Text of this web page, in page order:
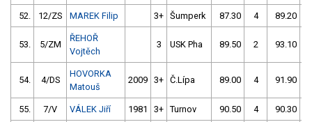
52. 12/ZS MAREK Filip 3+ Šumperk 87.30 4 89.20
53. 5/ZM
ŘEHOŘ
Vojtěch
3 USK Pha 89.50 2 93.10
54. 4/DS
HOVORKA
Matouš
2009 3+ Č.Lípa 89.00 4 91.90
55. 7/V VÁLEK Jiří 1981 3+ Turnov 90.50 4 90.30